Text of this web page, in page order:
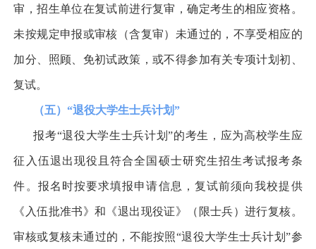
审，招生单位在复试前进行复审，确定考生的相应资格。
未按规定申报或审核（含复审）未通过的，不享受相应的
加分、照顾、免初试政策，或不得参加有关专项计划初、
复试。
（五）“退役大学生士兵计划”
报考“退役大学生士兵计划”的考生，应为高校学生应
征入伍退出现役且符合全国硕士研究生招生考试报考条
件。报名时按要求填报申请信息，复试前须向我校提供
《入伍批准书》和《退出现役证》（限士兵）进行复核。
审核或复核未通过的，不能按照“退役大学生士兵计划”参